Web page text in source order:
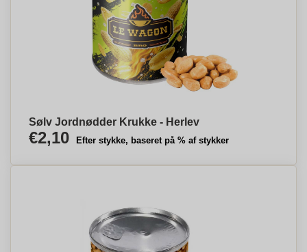
Sølv Jordnødder Krukke - Herlev
€2,10 Efter stykke, baseret på % af stykker